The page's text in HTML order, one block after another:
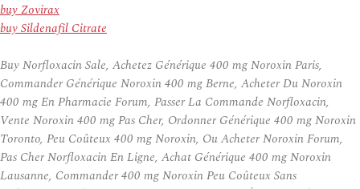
buy Zovirax
buy Sildenafil Citrate
Buy Norfloxacin Sale, Achetez Générique 400 mg Noroxin Paris,
Commander Générique Noroxin 400 mg Berne, Acheter Du Noroxin
400 mg En Pharmacie Forum, Passer La Commande Norfloxacin,
Vente Noroxin 400 mg Pas Cher, Ordonner Générique 400 mg Noroxin
Toronto, Peu Coûteux 400 mg Noroxin, Ou Acheter Noroxin Forum,
Pas Cher Norfloxacin En Ligne, Achat Générique 400 mg Noroxin
Lausanne, Commander 400 mg Noroxin Peu Coûteux Sans